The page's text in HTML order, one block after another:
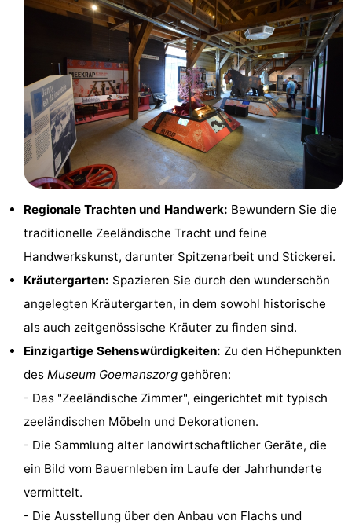
Minigolfplätze
Zentren
Dörfer
Städte
Natur
Führungen
Radfahren
Reiten
Surfen
Essen
Regionale Trachten und Handwerk: Bewundern Sie die
traditionelle Zeeländische Tracht und feine
Handwerkskunst, darunter Spitzenarbeit und Stickerei.
Kräutergarten: Spazieren Sie durch den wunderschön
angelegten Kräutergarten, in dem sowohl historische
als auch zeitgenössische Kräuter zu finden sind.
Einzigartige Sehenswürdigkeiten: Zu den Höhepunkten
des Museum Goemanszorg gehören:
- Das "Zeeländische Zimmer", eingerichtet mit typisch
zeeländischen Möbeln und Dekorationen.
- Die Sammlung alter landwirtschaftlicher Geräte, die
ein Bild vom Bauernleben im Laufe der Jahrhunderte
vermittelt.
- Die Ausstellung über den Anbau von Flachs und